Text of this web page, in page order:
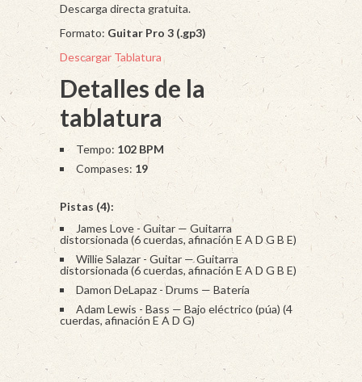
Descarga directa gratuita.
Formato: Guitar Pro 3 (.gp3)
Descargar Tablatura
Detalles de la
tablatura
Tempo: 102 BPM
Compases: 19
Pistas (4):
James Love - Guitar — Guitarra
distorsionada (6 cuerdas, afinación E A D G B E)
Willie Salazar - Guitar — Guitarra
distorsionada (6 cuerdas, afinación E A D G B E)
Damon DeLapaz - Drums — Batería
Adam Lewis - Bass — Bajo eléctrico (púa) (4
cuerdas, afinación E A D G)